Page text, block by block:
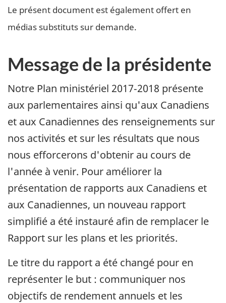
Le présent document est également offert en
médias substituts sur demande.
Message de la présidente
Notre Plan ministériel 2017‑2018 présente
aux parlementaires ainsi qu'aux Canadiens
et aux Canadiennes des renseignements sur
nos activités et sur les résultats que nous
nous efforcerons d'obtenir au cours de
l'année à venir. Pour améliorer la
présentation de rapports aux Canadiens et
aux Canadiennes, un nouveau rapport
simplifié a été instauré afin de remplacer le
Rapport sur les plans et les priorités.
Le titre du rapport a été changé pour en
représenter le but : communiquer nos
objectifs de rendement annuels et les